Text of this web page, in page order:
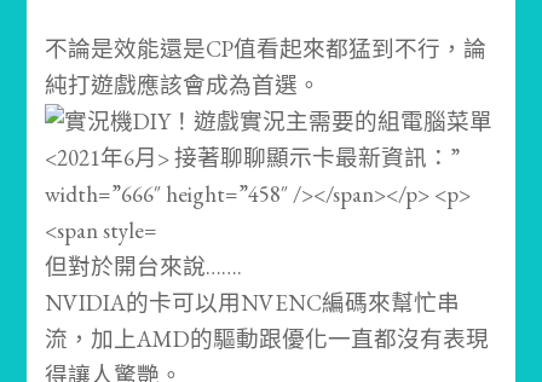
不論是效能還是CP值看起來都猛到不行，論
純打遊戲應該會成為首選。
但對於開台來說…….
NVIDIA的卡可以用NVENC編碼來幫忙串
流，加上AMD的驅動跟優化一直都沒有表現
得讓人驚艷。